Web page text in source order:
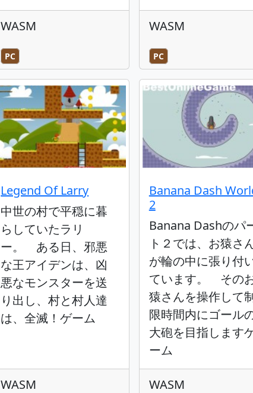
WASM
PC
WASM
PC
Legend Of Larry
中世の村で平穏に暮
らしていたラリ
ー。 ある日、邪悪
な王アイデンは、凶
悪なモンスターを送
り出し、村と村人達
は、全滅！ゲーム
WASM
Banana Dash
2
Banana Dashのパ
ト２では、お猿さ
が輪の中に張り付
ています。 その
猿さんを操作して
限時間内にゴール
大砲を目指します
ーム
WASM